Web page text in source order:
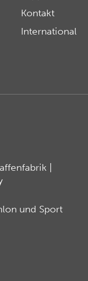
Kontakt
International
|
und Sport